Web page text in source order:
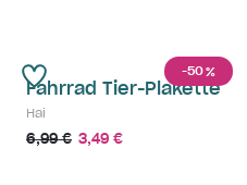
-50%
Fahrrad Tier-Plakette
Hai
6,99 € 3,49 €